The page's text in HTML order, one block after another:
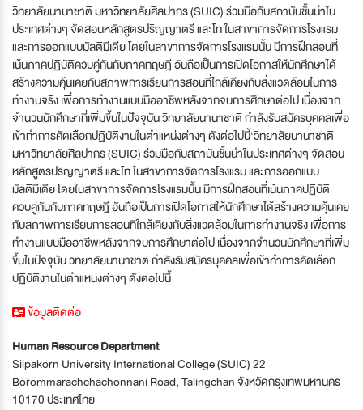
วิทยาลัยนานาชาติ มหาวิทยาลัยศิลปากร (SUIC) ร่วมมือกับสถาบันชั้นนำใน
ประเทศต่างๆ จัดสอนหลักสูตรปริญญาตรี และโท ในสาขาการจัดการโรงแรม
และการออกแบบมัลติมีเดีย โดยในสาขาการจัดการโรงแรมนั้น มีการฝึกสอนที่
เน้นภาคปฏิบัติควบคู่กันกับภาคทฤษฎี อันถือเป็นการเปิดโอกาสให้นักศึกษาได้
สร้างความคุ้นเคยกับสภาพการเรียนการสอนที่ใกล้เคียงกับสิ่งแวดล้อมในการ
ทำงานจริง เพื่อการทำงานแบบมืออาชีพหลังจากจบการศึกษาต่อไป เนื่องจาก
จำนวนนักศึกษาที่เพิ่มขึ้นในปัจจุบัน วิทยาลัยนานาชาติ กำลังรับสมัครบุคคลเพื่อ
เข้าทำการคัดเลือกปฏิบัติงานในตำแหน่งต่างๆ ดังต่อไปนี้'วิทยาลัยนานาชาติ
มหาวิทยาลัยศิลปากร (SUIC) ร่วมมือกับสถาบันชั้นนำในประเทศต่างๆ จัดสอน
หลักสูตรปริญญาตรี และโท ในสาขาการจัดการโรงแรม และการออกแบบ
มัลติมีเดีย โดยในสาขาการจัดการโรงแรมนั้น มีการฝึกสอนที่เน้นภาคปฏิบัติ
ควบคู่กันกับภาคทฤษฎี อันถือเป็นการเปิดโอกาสให้นักศึกษาได้สร้างความคุ้นเคย
กับสภาพการเรียนการสอนที่ใกล้เคียงกับสิ่งแวดล้อมในการทำงานจริง เพื่อการ
ทำงานแบบมืออาชีพหลังจากจบการศึกษาต่อไป เนื่องจากจำนวนนักศึกษาที่เพิ่ม
ขึ้นในปัจจุบัน วิทยาลัยนานาชาติ กำลังรับสมัครบุคคลเพื่อเข้าทำการคัดเลือก
ปฏิบัติงานในตำแหน่งต่างๆ ดังต่อไปนี้
ข้อมูลติดต่อ
Human Resource Department
Silpakorn University International College (SUIC) 22
Borommarachchachonnani Road, Talingchan จังหวัดกรุงเทพมหานคร
10170 ประเทศไทย